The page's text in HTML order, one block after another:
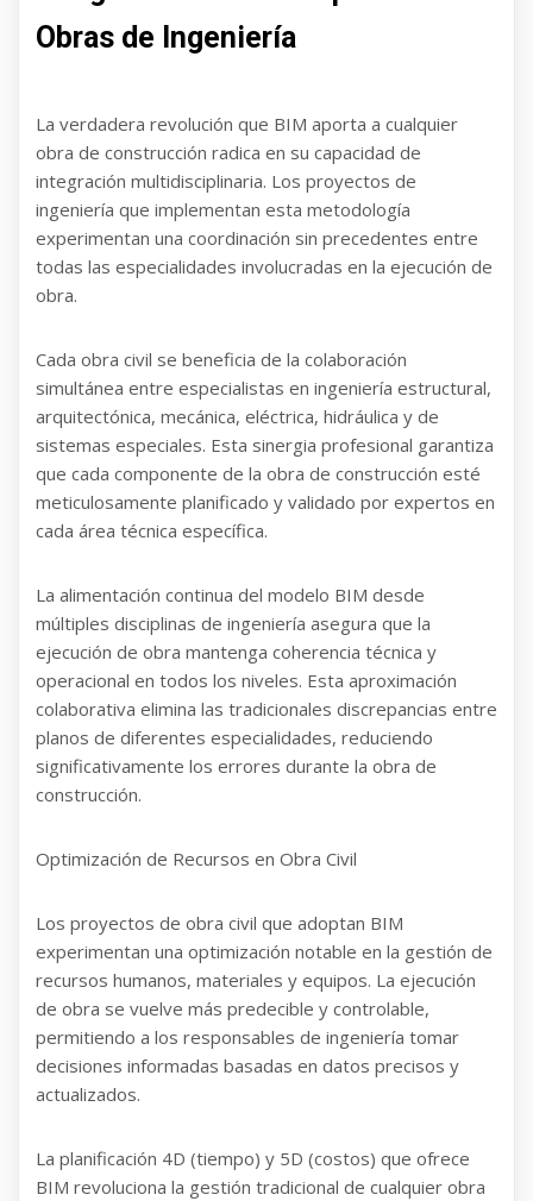
Obras de Ingeniería
La verdadera revolución que BIM aporta a cualquier
obra de construcción radica en su capacidad de
integración multidisciplinaria. Los proyectos de
ingeniería que implementan esta metodología
experimentan una coordinación sin precedentes entre
todas las especialidades involucradas en la ejecución de
obra.
Cada obra civil se beneficia de la colaboración
simultánea entre especialistas en ingeniería estructural,
arquitectónica, mecánica, eléctrica, hidráulica y de
sistemas especiales. Esta sinergia profesional garantiza
que cada componente de la obra de construcción esté
meticulosamente planificado y validado por expertos en
cada área técnica específica.
La alimentación continua del modelo BIM desde
múltiples disciplinas de ingeniería asegura que la
ejecución de obra mantenga coherencia técnica y
operacional en todos los niveles. Esta aproximación
colaborativa elimina las tradicionales discrepancias entre
planos de diferentes especialidades, reduciendo
significativamente los errores durante la obra de
construcción.
Optimización de Recursos en Obra Civil
Los proyectos de obra civil que adoptan BIM
experimentan una optimización notable en la gestión de
recursos humanos, materiales y equipos. La ejecución
de obra se vuelve más predecible y controlable,
permitiendo a los responsables de ingeniería tomar
decisiones informadas basadas en datos precisos y
actualizados.
La planificación 4D (tiempo) y 5D (costos) que ofrece
BIM revoluciona la gestión tradicional de cualquier obra